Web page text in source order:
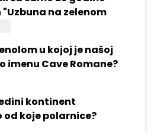
na zelenom
u kojoj je našoj
imenu Cave Romane?
kontinent
od koje polarnice?